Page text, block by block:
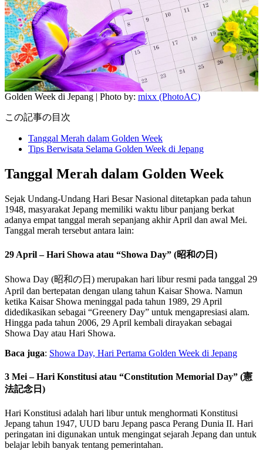
Golden Week di Jepang | Photo by: mixx (PhotoAC)
この記事の目次
Tanggal Merah dalam Golden Week
Tips Berwisata Selama Golden Week di Jepang
Tanggal Merah dalam Golden Week
Sejak Undang-Undang Hari Besar Nasional ditetapkan pada tahun
1948, masyarakat Jepang memiliki waktu libur panjang berkat
adanya empat tanggal merah sepanjang akhir April dan awal Mei.
Tanggal merah tersebut antara lain:
29 April – Hari Showa atau “Showa Day” (昭和の日)
Showa Day (昭和の日) merupakan hari libur resmi pada tanggal 29
April dan bertepatan dengan ulang tahun Kaisar Showa. Namun
ketika Kaisar Showa meninggal pada tahun 1989, 29 April
didedikasikan sebagai “Greenery Day” untuk mengapresiasi alam.
Hingga pada tahun 2006, 29 April kembali dirayakan sebagai
Showa Day atau Hari Showa.
Baca juga: Showa Day, Hari Pertama Golden Week di Jepang
3 Mei – Hari Konstitusi atau “Constitution Memorial Day” (憲
法記念日)
Hari Konstitusi adalah hari libur untuk menghormati Konstitusi
Jepang tahun 1947, UUD baru Jepang pasca Perang Dunia II. Hari
peringatan ini digunakan untuk mengingat sejarah Jepang dan untuk
belajar lebih banyak tentang pemerintahan.